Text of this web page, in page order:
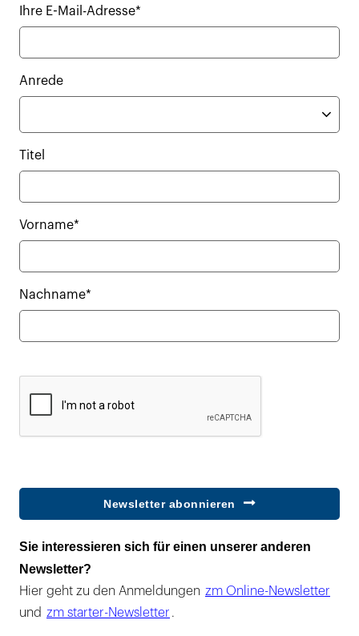
Ihre E-Mail-Adresse*
Anrede
Titel
Vorname*
Nachname*
Newsletter abonnieren
Sie interessieren sich für einen unserer anderen
Newsletter?
Hier geht zu den Anmeldungen zm Online-Newsletter
und zm starter-Newsletter .